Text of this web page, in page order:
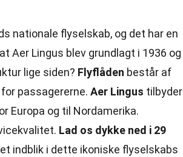
nationale flyselskab, og det har en
Aer Lingus blev grundlagt i 1936 og
lige siden? Flyflåden består af
passagererne. Aer Lingus tilbyder
Europa og til Nordamerika.
Lad os dykke ned i 29
et indblik i dette ikoniske flyselskabs